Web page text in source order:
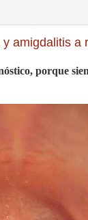
amigdalitis a
porque